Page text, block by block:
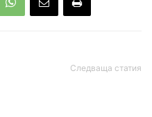
Следваща статия